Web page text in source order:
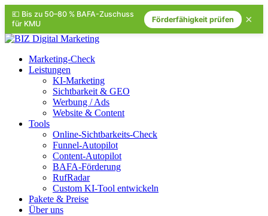
💶 Bis zu 50–80 % BAFA-Zuschuss
für KMU
Förderfähigkeit prüfen ×
Marketing-Check
Leistungen
KI-Marketing
Sichtbarkeit & GEO
Werbung / Ads
Website & Content
Tools
Online-Sichtbarkeits-Check
Funnel-Autopilot
Content-Autopilot
BAFA-Förderung
RufRadar
Custom KI-Tool entwickeln
Pakete & Preise
Über uns